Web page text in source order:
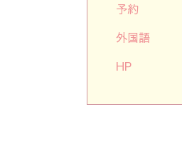
予約
外国語
HP